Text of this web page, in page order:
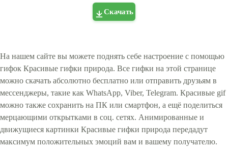
Скачать
На нашем сайте вы можете поднять себе настроение с помощью
гифок Красивые гифки природа. Все гифки на этой странице
можно скачать абсолютно бесплатно или отправить друзьям в
мессенджеры, такие как WhatsApp, Viber, Telegram. Красивые gif
можно также сохранить на ПК или смартфон, а ещё поделиться
мерцающими открытками в соц. сетях. Анимированные и
движущиеся картинки Красивые гифки природа передадут
максимум положительных эмоций вам и вашему получателю.